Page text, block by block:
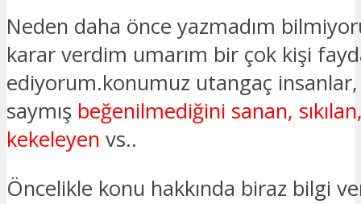
Neden daha önce yazmadım
karar verdim umarım bir çok kişi
ediyorum.konumuz utangaç
saymış beğenilmediğini sanan,
kekeleyen vs..
Öncelikle konu hakkında biraz bilgi